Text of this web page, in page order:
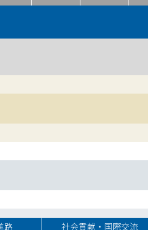
路 社会貢献・国際交流